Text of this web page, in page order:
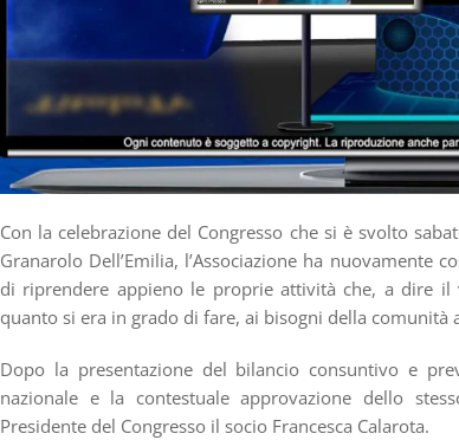
Con la celebrazione del Congresso che si è svolto
Granarolo Dell’Emilia, l’Associazione ha
di riprendere appieno le proprie attività che, a dire
quanto si era in grado di fare, ai bisogni della comunità
Dopo la presentazione del bilancio consuntivo e
nazionale e la contestuale approvazione dello
Presidente del Congresso il socio Francesca Calarota.